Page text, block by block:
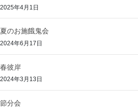
2025年4月1日
夏のお施餓鬼会
2024年6月17日
春彼岸
2024年3月13日
節分会